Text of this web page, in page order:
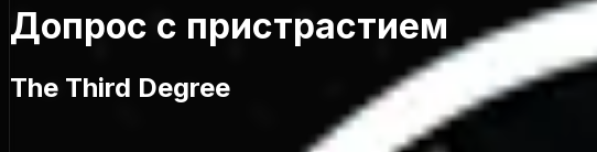
Допрос с пристрастием
The Third Degree